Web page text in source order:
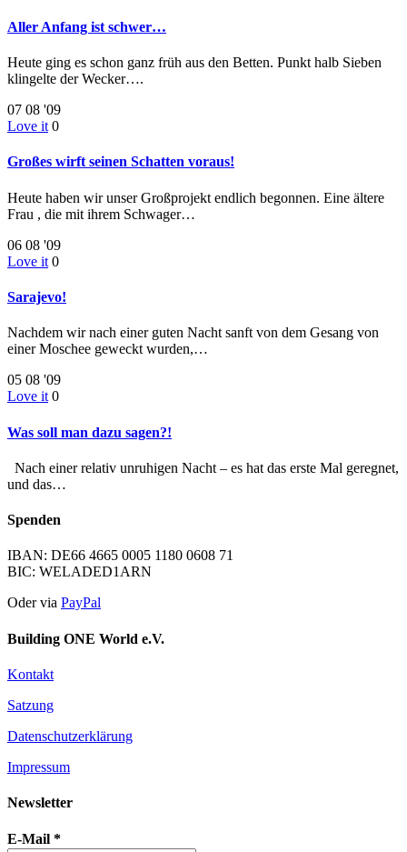
Aller Anfang ist schwer…
Heute ging es schon ganz früh aus den Betten. Punkt halb Sieben
klingelte der Wecker….
07 08 '09
Love it 0
Großes wirft seinen Schatten voraus!
Heute haben wir unser Großprojekt endlich begonnen. Eine ältere
Frau , die mit ihrem Schwager…
06 08 '09
Love it 0
Sarajevo!
Nachdem wir nach einer guten Nacht sanft von dem Gesang von
einer Moschee geweckt wurden,…
05 08 '09
Love it 0
Was soll man dazu sagen?!
Nach einer relativ unruhigen Nacht – es hat das erste Mal geregnet,
und das…
Spenden
IBAN: DE66 4665 0005 1180 0608 71
BIC: WELADED1ARN
Oder via PayPal
Building ONE World e.V.
Kontakt
Satzung
Datenschutzerklärung
Impressum
Newsletter
E-Mail *